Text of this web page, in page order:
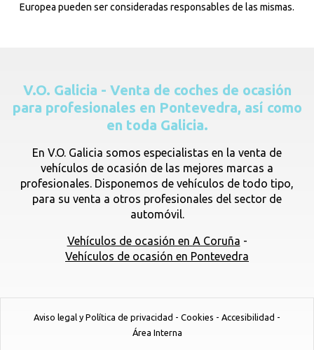
Europea pueden ser consideradas responsables de las mismas.
V.O. Galicia - Venta de coches de ocasión
para profesionales en Pontevedra, así como
en toda Galicia.
En V.O. Galicia somos especialistas en la venta de
vehículos de ocasión de las mejores marcas a
profesionales. Disponemos de vehículos de todo tipo,
para su venta a otros profesionales del sector de
automóvil.
Vehículos de ocasión en A Coruña -
Vehículos de ocasión en Pontevedra
Aviso legal y Política de privacidad - Cookies - Accesibilidad -
Área Interna